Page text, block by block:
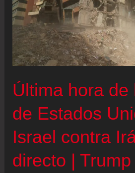
Última hora de
de Estados
Israel contra
directo |